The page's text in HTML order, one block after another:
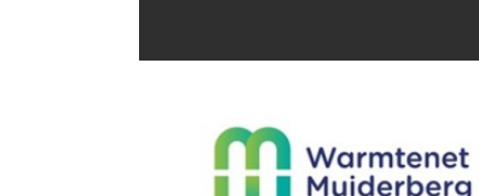
energietransitie